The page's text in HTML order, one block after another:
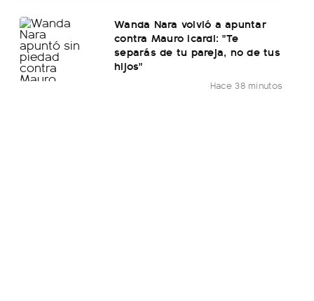
Wanda Nara volvió a apuntar
contra Mauro Icardi: "Te
separás de tu pareja, no de tus
hijos"
Hace 38 minutos